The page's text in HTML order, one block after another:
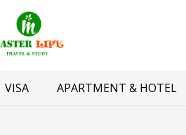
VISA APARTMENT & HOTEL